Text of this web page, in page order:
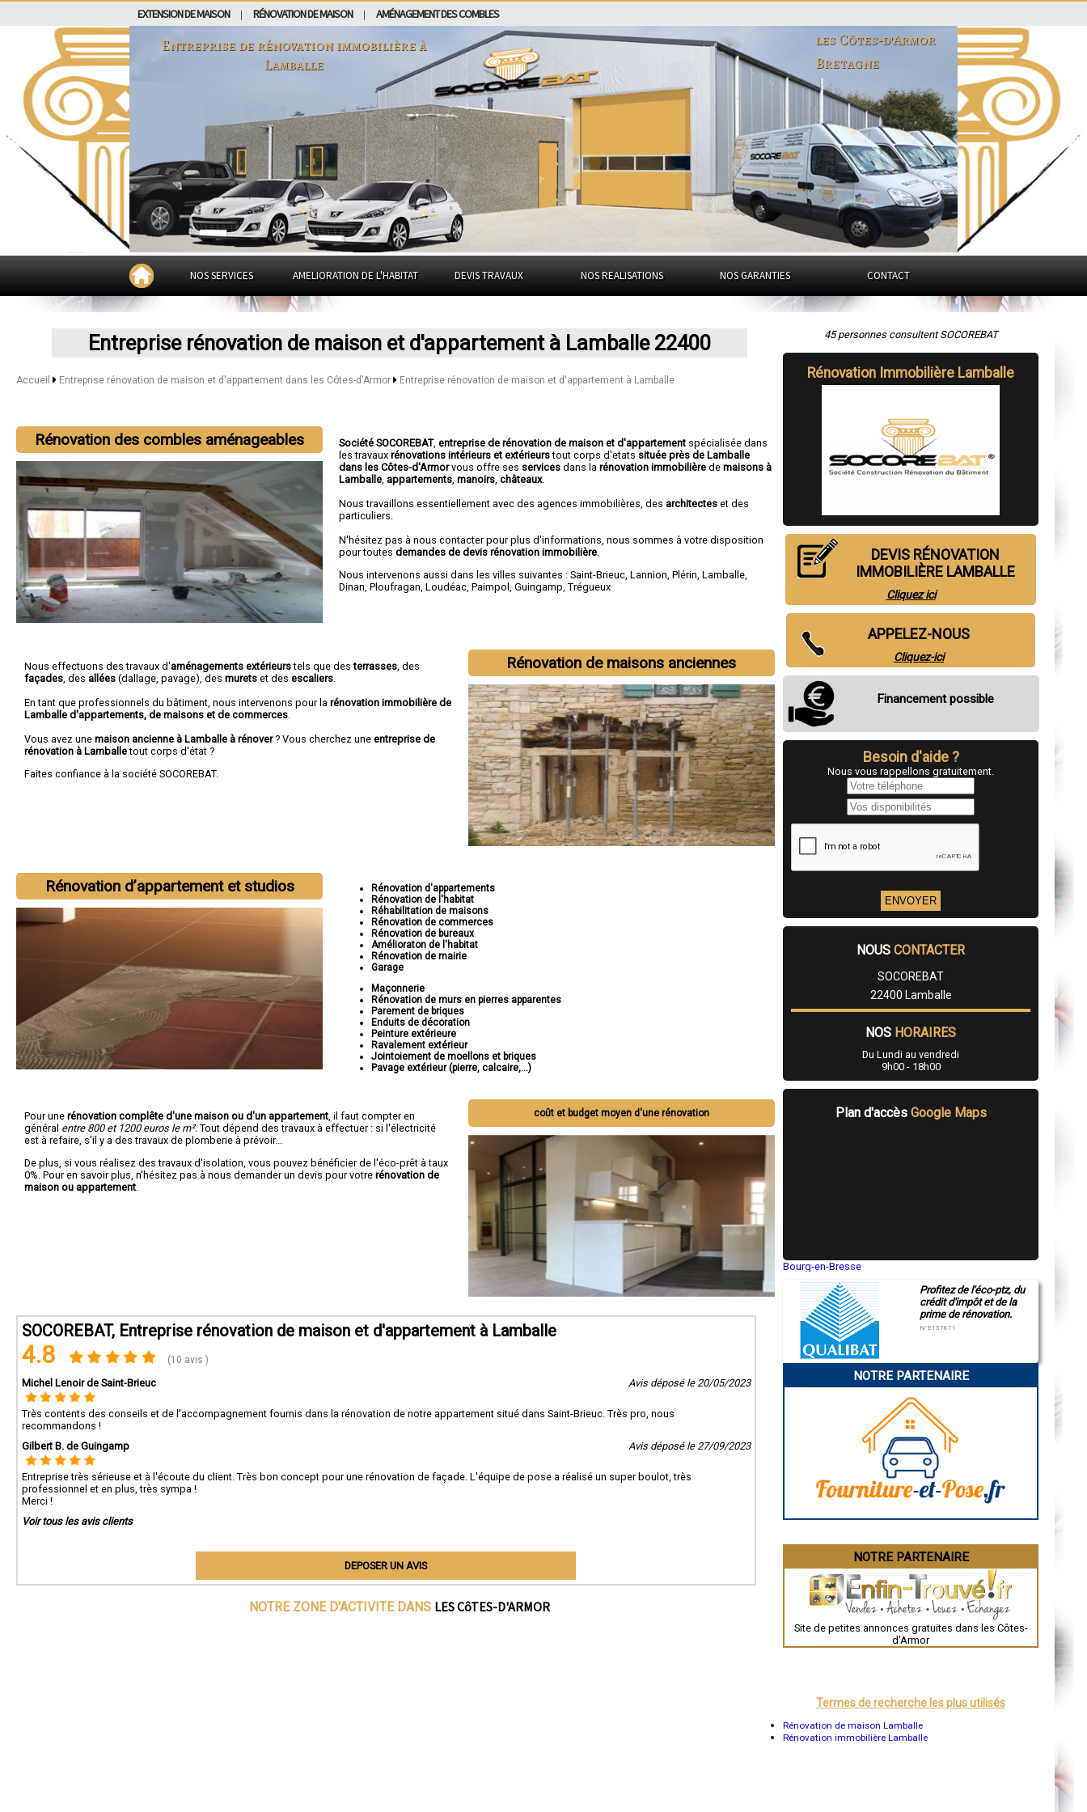
EXTENSION DE MAISON RÉNOVATION DE MAISON AMÉNAGEMENT DES COMBLES
Entreprise de rénovation immobilière à
Lamballe
les Côtes-d'Armor
Bretagne
NOS SERVICES AMELIORATION DE L'HABITAT DEVIS TRAVAUX NOS REALISATIONS NOS GARANTIES CONTACT
Entreprise rénovation de maison et d'appartement à Lamballe 22400
Accueil Entreprise rénovation de maison et d'appartement dans les Côtes-d'Armor Entreprise rénovation de maison et d'appartement à Lamballe
Rénovation des combles aménageables Société SOCOREBAT,entreprise de rénovation de maison et d'appartement spécialisée dans
les travauxrénovations intérieurs et extérieurstout corps d'etats située près de Lamballe
dans les Côtes-d'Armorvous offre ses services dans larénovation immobilière demaisons à
Lamballe appartements ,manoirs ,châteaux.
Nous travaillons essentiellement avec des agences immobilières, des architectes et des
particuliers.
N'hésitez pas à nous contacter pour plus d'informations, nous sommes à votre disposition
pour toutesdemandes de devis rénovation immobilière
Nous intervenons aussi dans les villes suivantes :Saint-Brieuc ,Lannion ,Plérin ,Lamballe
Dinan ,Ploufragan ,Loudéac ,Paimpol ,Guingamp ,Trégueux
Rénovation de maisons anciennes
Nous effectuons des travaux d'aménagements extérieurstels que desterrasses , des
façades , des allées (dallage, pavage), des murets et des escaliers
En tant que professionnels du bâtiment, nous intervenons pour la rénovation immobilière de
Lamballe d'appartements, de maisons et de commerces
Vous avez une maison ancienne à Lamballe à rénover? Vous cherchez une entreprise de
rénovation à Lamballetout corps d'état ?
Faites confiance à la société SOCOREBAT.
Rénovation d’appartement et studios
Rénovation d'appartements
Rénovation de l'habitat
Réhabilitation de maisons
Rénovation de commerces
Rénovation de bureaux
Amélioraton de l'habitat
Rénovation de mairie
Garage
Maçonnerie
Rénovation de murs en pierres apparentes
Parement de briques
Enduits de décoration
Peinture extérieure
Ravalement extérieur
Jointoiement de moellons et briques
Pavage extérieur (pierre, calcaire,...)
coût et budget moyen d'une rénovation
Pour une rénovation complête d'une maison ou d'un appartement , il faut compter en
général entre 800 et 1200 euros le m². Tout dépend des travaux à effectuer : si l'électricité
est à refaire, s'il y a des travaux de plomberie à prévoir...
De plus, si vous réalisez des travaux d'isolation, vous pouvez bénéficier de l'éco-prêt à taux
0%. Pour en savoir plus, n'hésitez pas à nous demander un devis pour votre rénovation de
maison ou appartement
SOCOREBAT, Entreprise rénovation de maison et d'appartement à Lamballe
4.8 (10 avis )
Michel Lenoir de Saint-Brieuc Avis déposé le 20/05/2023
Très contents des conseils et de l'accompagnement fournis dans la rénovation de notre appartement situé dans Saint-Brieuc. Très pro, nous
recommandons !
Gilbert B. de Guingamp
Avis déposé le 27/09/2023
Entreprise très sérieuse et à l'écoute du client. Très bon concept pour une rénovation de façade. L'équipe de pose a réalisé un super boulot, très
professionnel et en plus, très sympa !
Merci !
Voir tous les avis clients
DEPOSER UN AVIS
NOTRE ZONE D'ACTIVITE DANS LES CôTES-D'ARMOR
45 personnes consultent SOCOREBAT
Rénovation Immobilière Lamballe
DEVIS RÉNOVATION
IMMOBILIÈRE LAMBALLE
Cliquez ici
APPELEZ-NOUS
Cliquez-ici
Financement possible
Besoin d'aide ?
Nous vous rappellons gratuitement.
NOUS CONTACTER
SOCOREBAT
22400 Lamballe
NOS HORAIRES
Du Lundi au vendredi
9h00 - 18h00
Plan d'accès Google Maps
Bourg-en-Bresse
Montluçon
Manosque
Gap
Charleville-Mézières
Pamiers
Narbonne
Brive-la-Gaillarde
Guéret
Besançon
Évreux
Chartres
Nîmes
Auch
Grenoble
Mont-de-Marsan
Blois
Profitez de l'éco-ptz, du
crédit d'impôt et de la
prime de rénovation.
N°E157671
NOTRE PARTENAIRE
NOTRE PARTENAIRE
Site de petites annonces gratuites dans les Côtes-
d'Armor
Termes de recherche les plus utilisés
Rénovation de maison Lamballe
Rénovation immobilière Lamballe